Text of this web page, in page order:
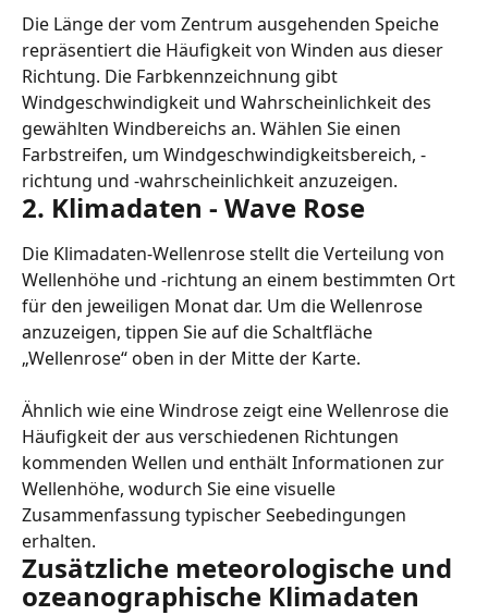
Die Länge der vom Zentrum ausgehenden Speiche
repräsentiert die Häufigkeit von Winden aus dieser
Richtung. Die Farbkennzeichnung gibt
Windgeschwindigkeit und Wahrscheinlichkeit des
gewählten Windbereichs an. Wählen Sie einen
Farbstreifen, um Windgeschwindigkeitsbereich, -
richtung und -wahrscheinlichkeit anzuzeigen.
2. Klimadaten - Wave Rose
Die Klimadaten-Wellenrose stellt die Verteilung von
Wellenhöhe und -richtung an einem bestimmten Ort
für den jeweiligen Monat dar. Um die Wellenrose
anzuzeigen, tippen Sie auf die Schaltfläche
„Wellenrose“ oben in der Mitte der Karte.
Ähnlich wie eine Windrose zeigt eine Wellenrose die
Häufigkeit der aus verschiedenen Richtungen
kommenden Wellen und enthält Informationen zur
Wellenhöhe, wodurch Sie eine visuelle
Zusammenfassung typischer Seebedingungen
erhalten.
Zusätzliche meteorologische und
ozeanographische Klimadaten